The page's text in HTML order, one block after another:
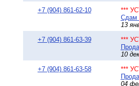
+7 (904) 861-62-10
***
Сдам
13
+7 (904) 861-63-39
***
10
+7 (904) 861-63-58
***
04